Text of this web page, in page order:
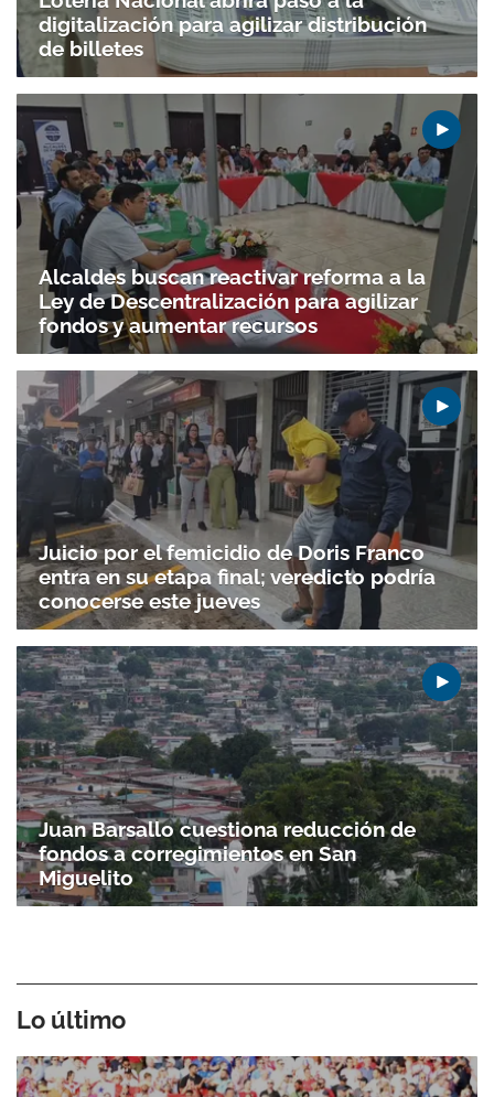
Gracias por suscribirte a nuestro boletín.
ACEPTAR
digitalización para agilizar distribución
de billetes
Alcaldes buscan reactivar reforma a la
Ley de Descentralización para agilizar
fondos y aumentar recursos
Juicio por el femicidio de Doris Franco
entra en su etapa final; veredicto podría
conocerse este jueves
Juan Barsallo cuestiona reducción de
fondos a corregimientos en San
Miguelito
Lo último